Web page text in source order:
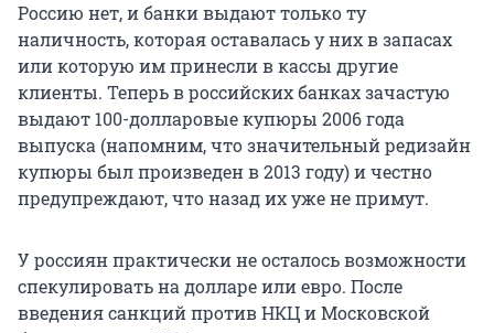
Россию нет, и банки выдают только ту
наличность, которая оставалась у них в запасах
или которую им принесли в кассы другие
клиенты. Теперь в российских банках зачастую
выдают 100-долларовые купюры 2006 года
выпуска (напомним, что значительный редизайн
купюры был произведен в 2013 году) и честно
предупреждают, что назад их уже не примут.
У россиян практически не осталось возможности
спекулировать на долларе или евро. После
введения санкций против НКЦ и Московской